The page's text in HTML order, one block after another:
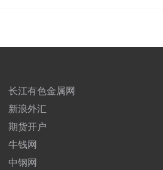
长江有色金属网
新浪外汇
期货开户
牛钱网
中钢网